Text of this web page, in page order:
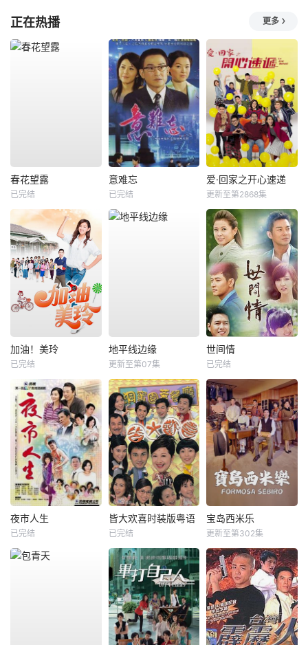
正在热播 更多
春花望露
已完结
意难忘
已完结
爱·回家之开心速递
更新至第2868集
加油！美玲
已完结
地平线边缘
更新至第07集
世间情
已完结
夜市人生
已完结
皆大欢喜时装版粤语
已完结
宝岛西米乐
更新至第302集